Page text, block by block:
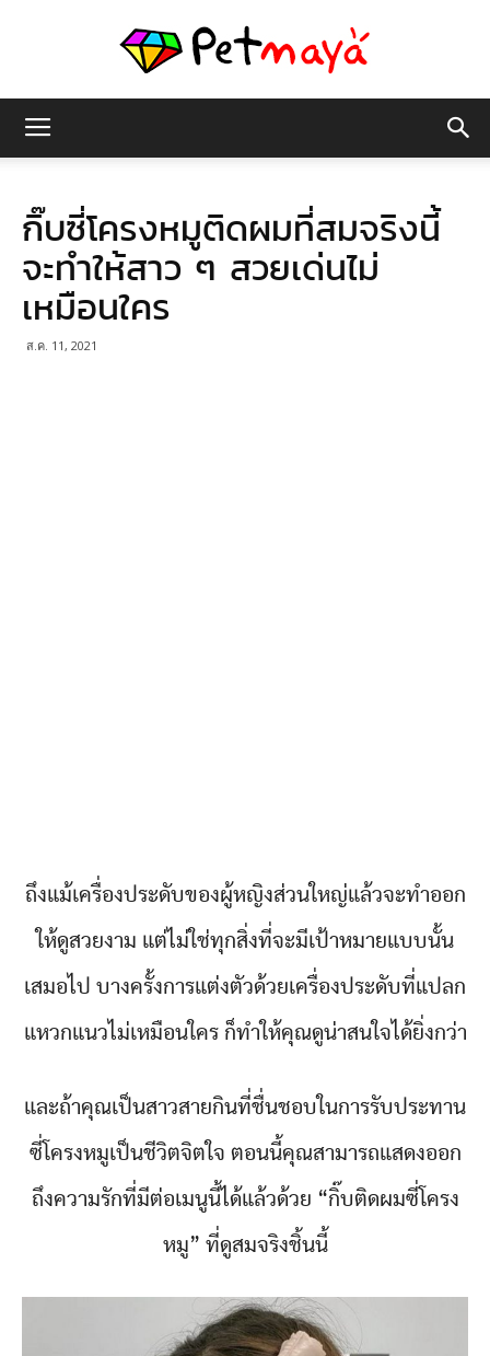
มายา
กิ๊บซี่โครงหมูติดผมที่สมจริงนี้
จะทำให้สาว ๆ สวยเด่นไม่
เหมือนใคร
ส.ค. 11, 2021
ถึงแม้เครื่องประดับของผู้หญิงส่วนใหญ่แล้วจะทำออก
ให้ดูสวยงาม แต่ไม่ใช่ทุกสิ่งที่จะมีเป้าหมายแบบนั้น
เสมอไป บางครั้งการแต่งตัวด้วยเครื่องประดับที่แปลก
แหวกแนวไม่เหมือนใคร ก็ทำให้คุณดูน่าสนใจได้ยิ่งกว่า
และถ้าคุณเป็นสาวสายกินที่ชื่นชอบในการรับประทาน
ซี่โครงหมูเป็นชีวิตจิตใจ ตอนนี้คุณสามารถแสดงออก
ถึงความรักที่มีต่อเมนูนี้ได้แล้วด้วย “กิ๊บติดผมซี่โครง
หมู” ที่ดูสมจริงชิ้นนี้